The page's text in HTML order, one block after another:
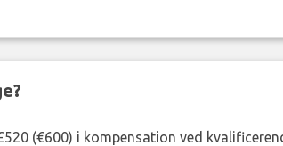
(€600) i kompensation ved